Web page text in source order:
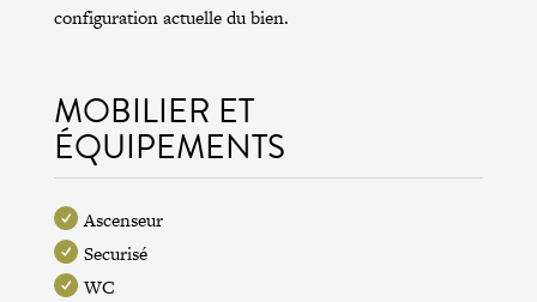
configuration actuelle du bien.
MOBILIER ET
ÉQUIPEMENTS
Ascenseur
Securisé
WC